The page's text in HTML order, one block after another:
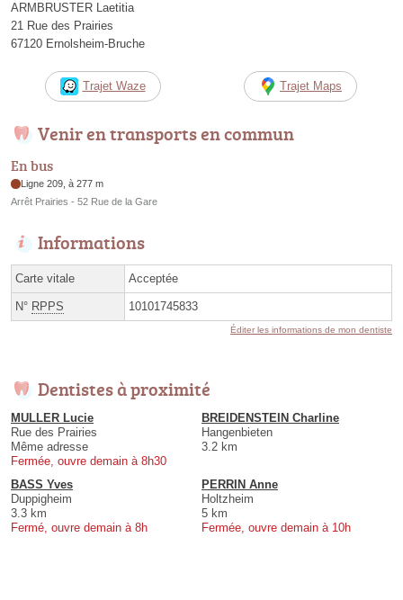
ARMBRUSTER Laetitia
21 Rue des Prairies
67120 Ernolsheim-Bruche
Trajet Waze Trajet Maps
Venir en transports en commun
En bus
Ligne 209, à 277 m
Arrêt Prairies - 52 Rue de la Gare
Informations
Carte vitale Acceptée
N° RPPS 10101745833
Éditer les informations de mon dentiste
Dentistes à proximité
MULLER Lucie
Rue des Prairies
Même adresse
Fermée, ouvre demain à 8h30
BREIDENSTEIN Charline
Hangenbieten
3.2 km
BASS Yves
Duppigheim
3.3 km
Fermé, ouvre demain à 8h
PERRIN Anne
Holtzheim
5 km
Fermée, ouvre demain à 10h